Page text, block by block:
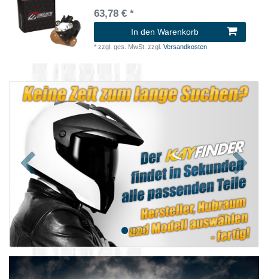
63,78 € *
In den Warenkorb
*zzgl. ges. MwSt. zzgl.Versandkosten
Zurück